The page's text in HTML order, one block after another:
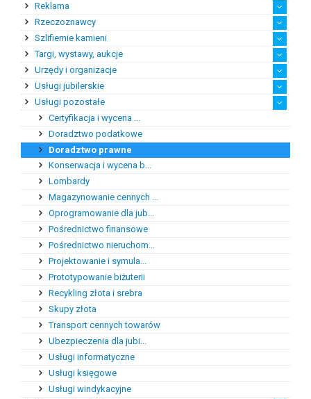
Projektowanie biżuterii
Projektowanie ubrań z ...
Projektowanie wnętrz
Reklama
Filmowanie biżuterii
Fotografia biżuterii
Kampanie reklamowe i p...
Reklama
Usługi poligraficzne
Rzeczoznawcy
Rzeczoznawcy bursztynu
Rzeczoznawcy diamentów
Rzeczoznawcy kamieni k...
Rzeczoznawcy pozostali
Szlifiernie kamieni
Szlifiernie bursztynu
Targi, wystawy, aukcje
Organizatorzy aukcji j...
Organizatorzy targów i...
Zabudowa stoisk wystaw...
Urzędy i organizacje
Cechy i stowarzyszenia
Galerie
Muzea
Pozostałe
Urzędy probiercze
Usługi jubilerskie
Biżuteria na zamówienie
Grawerowanie
Naprawy i przeróbki bi...
Renowacja biżuterii
Usługi pozostałe
Certyfikacja i wycena ...
Doradztwo podatkowe
Doradztwo prawne
Konserwacja i wycena b...
Lombardy
Magazynowanie cennych ...
Oprogramowanie dla jub...
Pośrednictwo finansowe
Pośrednictwo nieruchom...
Projektowanie i symula...
Prototypowanie biżuterii
Recykling złota i srebra
Skupy złota
Transport cennych towarów
Ubezpieczenia dla jubi...
Usługi informatyczne
Usługi księgowe
Usługi windykacyjne